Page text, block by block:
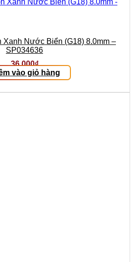
Xanh Nước Biển (G18) 8.0mm –
SP034636
36.000₫
vào giỏ hàng